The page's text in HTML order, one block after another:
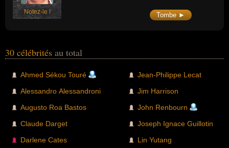
Notez-le ! Tombe ►
30 célébrités au total
Ahmed Sékou Touré
Alessandro Alessandroni
Augusto Roa Bastos
Claude Darget
Darlene Cates
Jean-Philippe Lecat
Jim Harrison
John Renbourn
Joseph Ignace Guillotin
Lin Yutang